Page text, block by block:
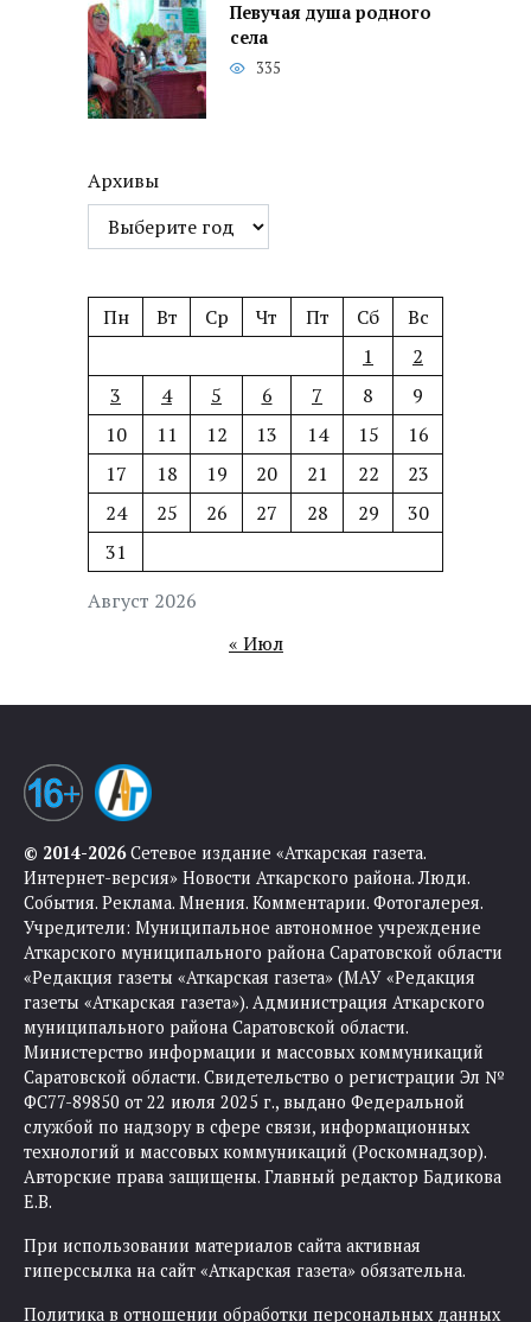
Певучая душа родного
села
335
Архивы
Август 2026
Пн Вт Ср Чт Пт Сб
Вс
1
2
3
4 5 6 7 8
9
10
11 12 13 14 15
16
17
18 19 20 21 22
23
24
25 26 27 28 29
30
31
« Июл
© 2014-2026Сетевое издание «Аткарская газета.
Интернет-версия» Новости Аткарского района. Люди.
События. Реклама. Мнения. Комментарии. Фотогалерея.
Учредители: Муниципальное автономное учреждение
Аткарского муниципального района Саратовской области
«Редакция газеты «Аткарская газета» (МАУ «Редакция
газеты «Аткарская газета»). Администрация Аткарского
муниципального района Саратовской области.
Министерство информации и массовых коммуникаций
Саратовской области. Свидетельство о регистрации Эл №
ФС77-89850 от 22 июля 2025 г., выдано Федеральной
службой по надзору в сфере связи, информационных
технологий и массовых коммуникаций (Роскомнадзор).
Авторские права защищены. Главный редактор Бадикова
Е.В.
При использовании материалов сайта активная
гиперссылка на сайт «Аткарская газета» обязательна.
Политика в отношении обработки персональных данных